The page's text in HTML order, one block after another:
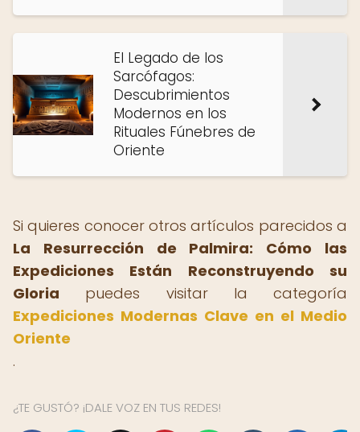
El Legado de los
Sarcófagos:
Descubrimientos
Modernos en los
Rituales Fúnebres de
Oriente
Si quieres conocer otros artículos parecidos a
La Resurrección de Palmira: Cómo las
Expediciones Están Reconstruyendo su
Gloria puedes visitar la categoría
Expediciones Modernas Clave en el Medio
Oriente
.
¿TE GUSTÓ? ¡DALE VOZ EN TUS REDES!